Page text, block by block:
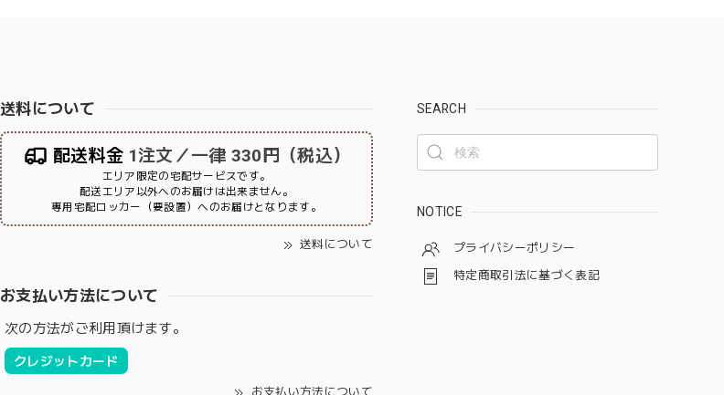
送料について
配送料金 1注文／一律 330円（税込）
エリア限定の宅配サービスです。
配送エリア以外へのお届けは出来ません。
専用宅配ロッカー（要設置）へのお届けとなります。
送料について
お支払い方法について
次の方法がご利用頂けます。
クレジットカード
お支払い方法について
SEARCH
NOTICE
プライバシーポリシー
特定商取引法に基づく表記